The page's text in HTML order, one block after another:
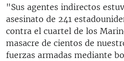
"Sus agentes indirectos
asesinato de 241
contra el cuartel de los
masacre de cientos de
fuerzas armadas mediante